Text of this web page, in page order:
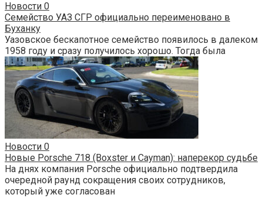
Новости 0
Семейство УАЗ СГР официально переименовано в
Буханку
Уазовское бескапотное семейство появилось в далеком
1958 году и сразу получилось хорошо. Тогда была
Новости 0
Новые Porsche 718 (Boxster и Cayman): наперекор судьбе
На днях компания Porsche официально подтвердила
очередной раунд сокращения своих сотрудников,
который уже согласован